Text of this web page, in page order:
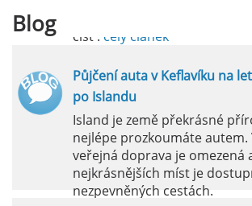
Blog číst : celý článek
Půjčení auta v Keflavíku na
po Islandu
Island je země překrásné
nejlépe prozkoumáte autem.
veřejná doprava je omezená
nejkrásnějších míst je
nezpevněných cestách.